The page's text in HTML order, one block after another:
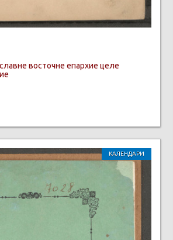
восточне епархие целе
КАЛЕНДАРИ